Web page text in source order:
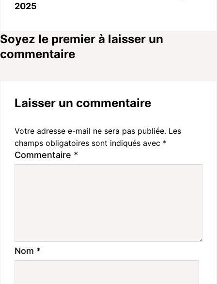
2025
Soyez le premier à laisser un
commentaire
Laisser un commentaire
Votre adresse e-mail ne sera pas publiée. Les
champs obligatoires sont indiqués avec *
Commentaire *
Nom *